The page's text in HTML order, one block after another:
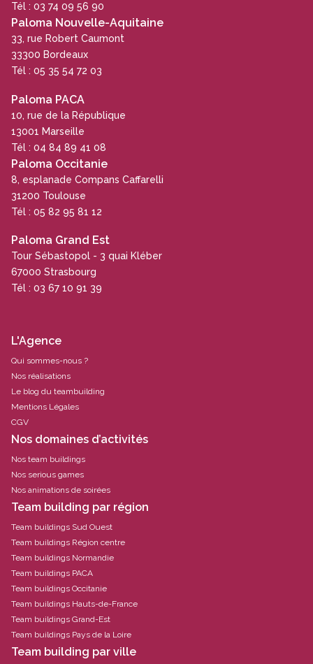
Tél : 03 74 09 56 90
Paloma Nouvelle-Aquitaine
33, rue Robert Caumont
33300 Bordeaux
Tél : 05 35 54 72 03
Paloma PACA
10, rue de la République
13001 Marseille
Tél : 04 84 89 41 08
Paloma Occitanie
8, esplanade Compans Caffarelli
31200 Toulouse
Tél : 05 82 95 81 12
Paloma Grand Est
Tour Sébastopol - 3 quai Kléber
67000 Strasbourg
Tél : 03 67 10 91 39
L'Agence
Qui sommes-nous ?
Nos réalisations
Le blog du teambuilding
Mentions Légales
CGV
Nos domaines d’activités
Nos team buildings
Nos serious games
Nos animations de soirées
Team building par région
Team buildings Sud Ouest
Team buildings Région centre
Team buildings Normandie
Team buildings PACA
Team buildings Occitanie
Team buildings Hauts-de-France
Team buildings Grand-Est
Team buildings Pays de la Loire
Team building par ville